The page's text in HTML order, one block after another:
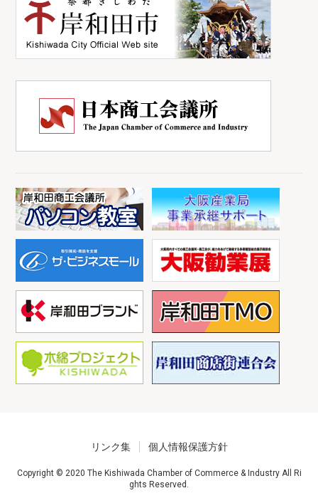
リンク集 個人情報保護方針
Copyright © 2020 The Kishiwada Chamber of Commerce & Industry All Ri
ghts Reserved.